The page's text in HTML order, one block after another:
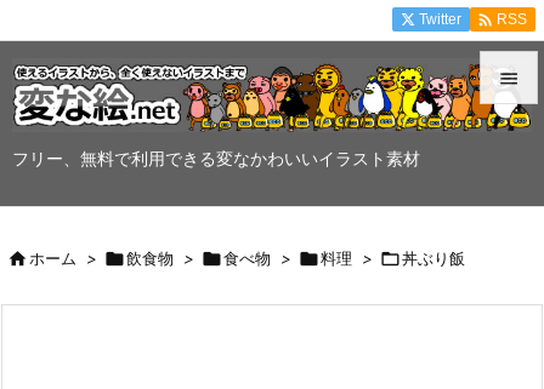
フリー、無料で利用できる変なかわいいイラスト素材


Twitter  RSS
ホーム > 飲食物 > 食べ物 > 料理 > 丼ぶり飯